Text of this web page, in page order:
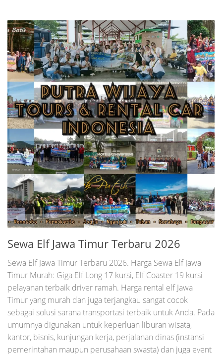
Sewa Elf Jawa Timur Terbaru 2026
Sewa Elf Jawa Timur Terbaru 2026. Harga Sewa Elf Jawa
Timur Murah: Giga Elf Long 17 kursi, Elf Coaster 19 kursi
pelayanan terbaik driver ramah. Harga rental elf Jawa
Timur yang murah dan juga terjangkau sangat cocok
sebagai solusi sarana transportasi terbaik untuk Anda. Pada
umumnya digunakan untuk keperluan liburan wisata,
kantor, bisnis, kunjungan kerja, perjalanan dinas (instansi
pemerintahan maupun perusahaan swasta) dan juga event